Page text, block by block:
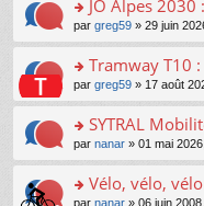
nt
ré
c
e
nt
le
pl
u
s
ré
c
e
nt
n
n
le
pl
u
s
ré
c
e
nt
a
g
e
n
n
le
pl
u
s
ré
m
e
s
a
g
e
n
n
le
pl
ult
er
le
m
e
s
a
g
e
n
o
n
s
ult
er
le
m
e
s
a
JO Alpes
par greg59 » 29 juin
o
n
s
ult
er
le
m
e
Tramway T10
par greg59 » 17 août
o
n
s
ult
SYTRAL
par nanar » 01 mai
o
Vélo, vélo, vélo
par nanar » 06 juin